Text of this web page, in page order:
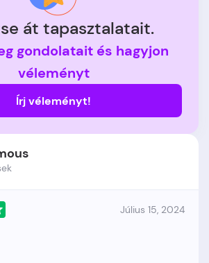
át tapasztalatait.
gondolatait és hagyjon
véleményt
Írj véleményt!
Július 15, 2024